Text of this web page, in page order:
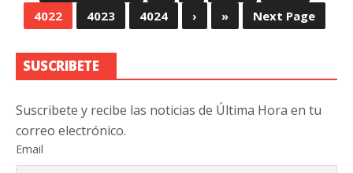
4022
4023 4024 › » Next Page
SUSCRIBETE
Suscribete y recibe las noticias de Última Hora en tu
correo electrónico.
Email